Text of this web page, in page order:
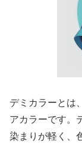
デミカラーとは
アカラーです。
染まりが軽く、